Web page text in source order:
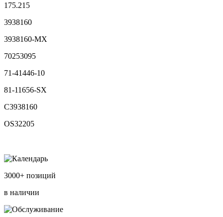
175.215
3938160
3938160-MX
70253095
71-41446-10
81-11656-SX
C3938160
OS32205
3000+ позиций
в наличии